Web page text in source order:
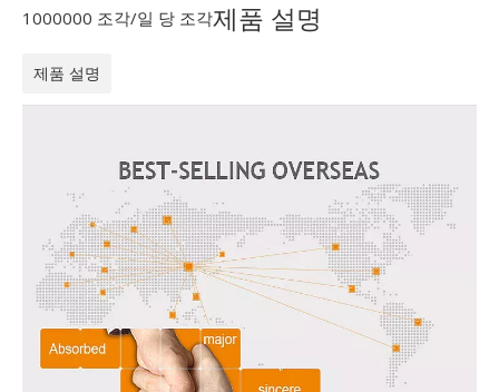
1000000 조각/일 당 조각제품 설명
제품 설명